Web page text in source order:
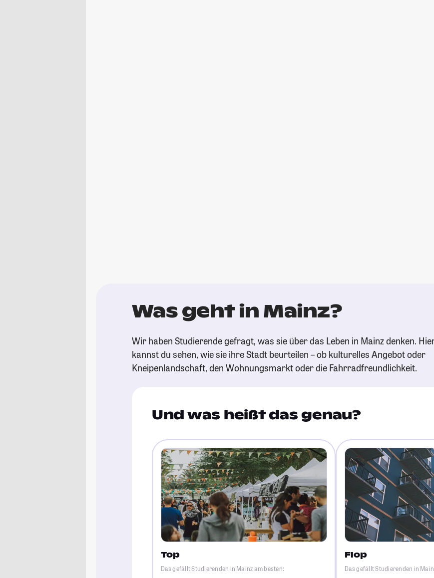
Was geht in Mainz?
Wir haben Studierende gefragt, was sie über das Leben in Mainz denken.
kannst du sehen, wie sie ihre Stadt beurteilen – ob kulturelles Angebot oder
Kneipenlandschaft, den Wohnungsmarkt oder die Fahrradfreundlichkeit.
Und was heißt das genau?
Top
Das gefällt Studierenden in Mainz am besten:
Flop
Das gefällt Studierenden in